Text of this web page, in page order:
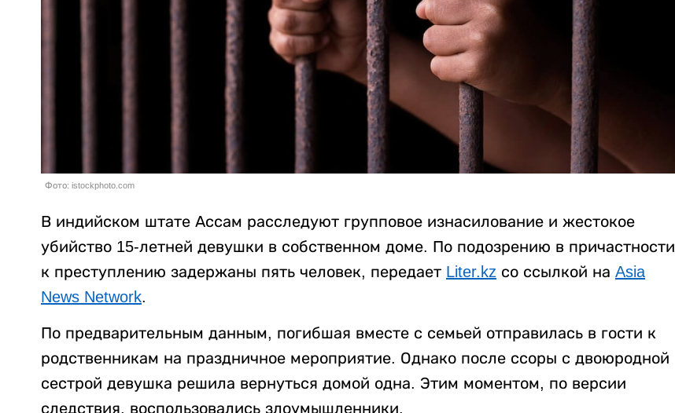
Фото: istockphoto.com
В индийском штате Ассам расследуют групповое изнасилование и жестокое
убийство 15-летней девушки в собственном доме. По подозрению в причастности
к преступлению задержаны пять человек, передает Liter.kz со ссылкой на Asia
News Network.
По предварительным данным, погибшая вместе с семьей отправилась в гости к
родственникам на праздничное мероприятие. Однако после ссоры с двоюродной
сестрой девушка решила вернуться домой одна. Этим моментом, по версии
следствия, воспользовались злоумышленники.